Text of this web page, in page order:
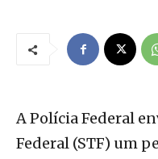
A Polícia Federal
Federal (STF) um